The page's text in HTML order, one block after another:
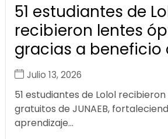
51 estudiantes de
recibieron lentes
gracias a beneficio
Julio 13, 2026
51 estudiantes de Lolol
gratuitos de JUNAEB,
aprendizaje...